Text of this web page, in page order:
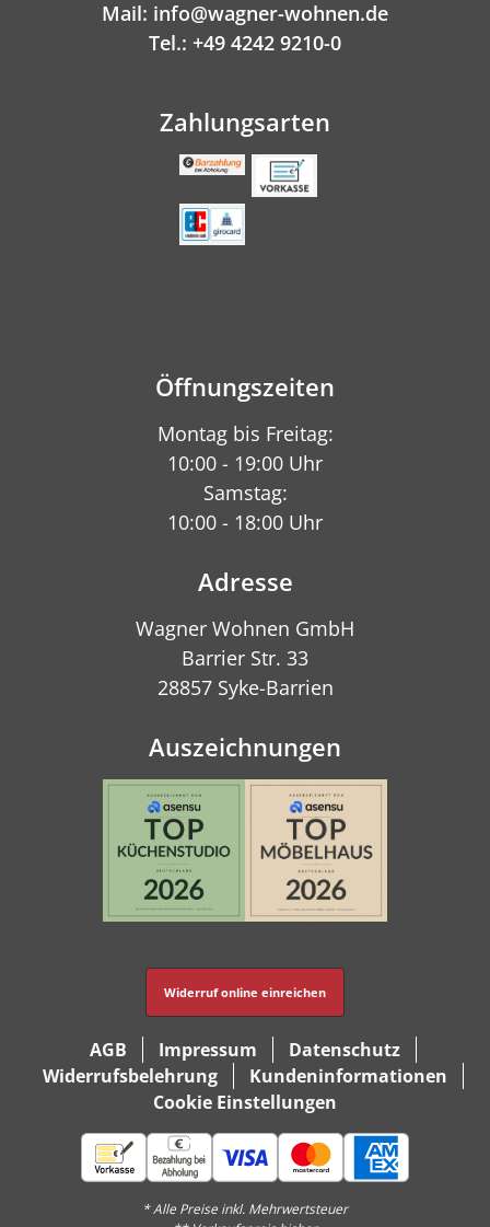
Mail: info@wagner-wohnen.de
Tel.: +49 4242 9210-0
Zahlungsarten
Öffnungszeiten
Montag bis Freitag:
10:00 - 19:00 Uhr
Samstag:
10:00 - 18:00 Uhr
Adresse
Wagner Wohnen GmbH
Barrier Str. 33
28857 Syke-Barrien
Auszeichnungen
Widerruf online einreichen
AGB Impressum
Datenschutz
Widerrufsbelehrung
Kundeninformationen
Cookie Einstellungen
* Alle Preise inkl. Mehrwertsteuer